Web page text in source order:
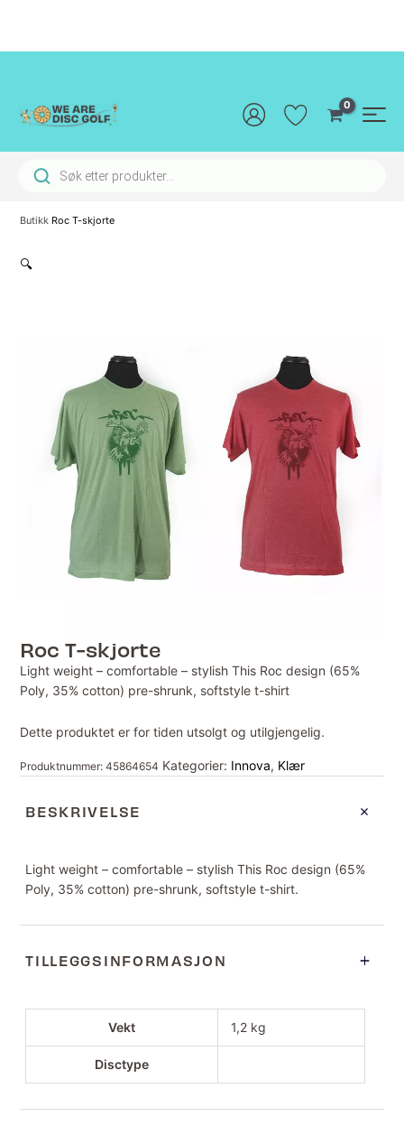
innholdet
Products search
Butikk Roc T-skjorte
🔍
Roc T-skjorte
Light weight – comfortable – stylish This Roc design (65%
Poly, 35% cotton) pre-shrunk, softstyle t-shirt
Dette produktet er for tiden utsolgt og utilgjengelig.
Produktnummer:45864654 Kategorier: Innova, Klær
BESKRIVELSE
Light weight – comfortable – stylish This Roc design (65%
Poly, 35% cotton) pre-shrunk, softstyle t-shirt.
TILLEGGSINFORMASJON
Vekt 1,2 kg
Disctype